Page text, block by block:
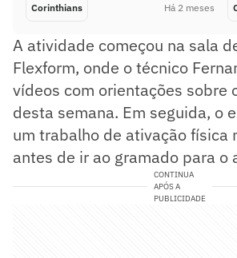
Corinthians Há 2 meses
A atividade começou na sala
Flexform, onde o técnico
vídeos com orientações sobre
desta semana. Em seguida, o
um trabalho de ativação física
antes de ir ao gramado para o
CONTINUA
APÓS A
PUBLICIDADE